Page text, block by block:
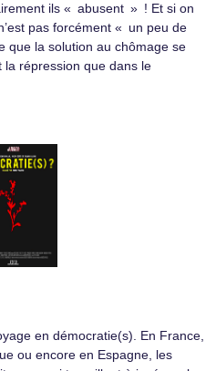
ils « abusent » ! Et si on
pas forcément « un peu de
que la solution au chômage se
répression que dans le
en démocratie(s). En France,
ou encore en Espagne, les